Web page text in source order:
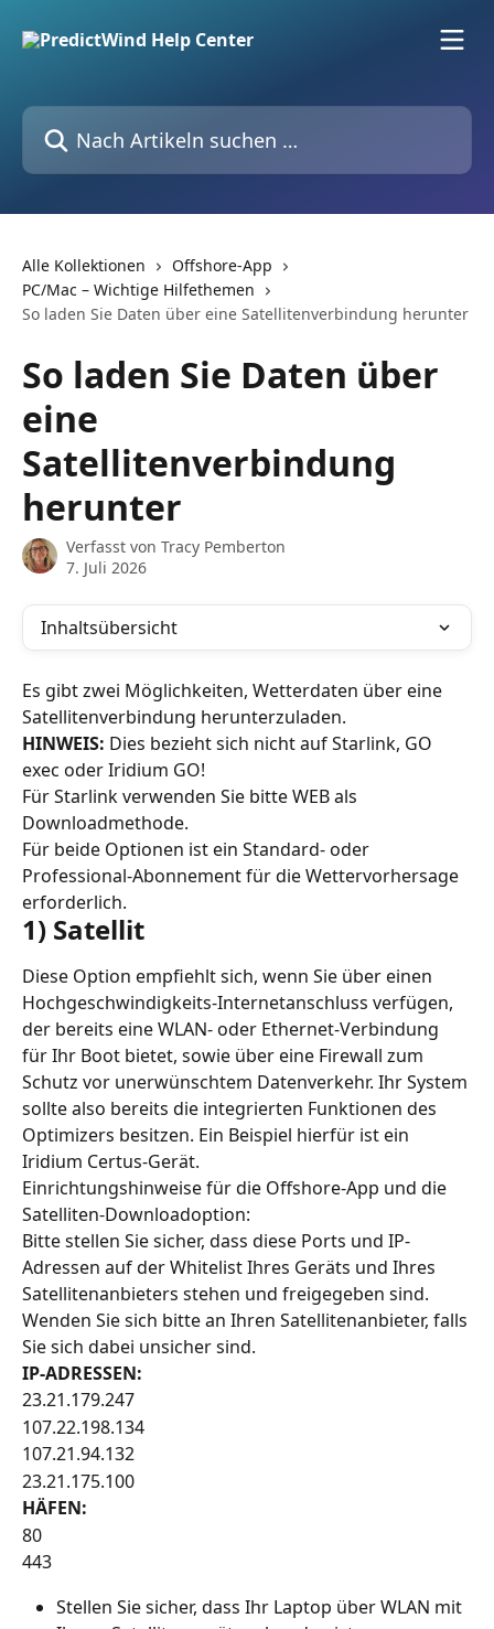
Nach Artikeln suchen …
Alle Kollektionen
Offshore-App
PC/Mac – Wichtige Hilfethemen
So laden Sie Daten über eine Satellitenverbindung herunter
So laden Sie Daten über
eine
Satellitenverbindung
herunter
Verfasst von Tracy Pemberton
7. Juli 2026
Inhaltsübersicht
Es gibt zwei Möglichkeiten, Wetterdaten über eine
Satellitenverbindung herunterzuladen.
HINWEIS: Dies bezieht sich nicht auf Starlink, GO
exec oder Iridium GO!
Für Starlink verwenden Sie bitte WEB als
Downloadmethode.
Für beide Optionen ist ein Standard- oder
Professional-Abonnement für die Wettervorhersage
erforderlich.
1) Satellit
Diese Option empfiehlt sich, wenn Sie über einen
Hochgeschwindigkeits-Internetanschluss verfügen,
der bereits eine WLAN- oder Ethernet-Verbindung
für Ihr Boot bietet, sowie über eine Firewall zum
Schutz vor unerwünschtem Datenverkehr. Ihr System
sollte also bereits die integrierten Funktionen des
Optimizers besitzen. Ein Beispiel hierfür ist ein
Iridium Certus-Gerät.
Einrichtungshinweise für die Offshore-App und die
Satelliten-Downloadoption:
Bitte stellen Sie sicher, dass diese Ports und IP-
Adressen auf der Whitelist Ihres Geräts und Ihres
Satellitenanbieters stehen und freigegeben sind.
Wenden Sie sich bitte an Ihren Satellitenanbieter, falls
Sie sich dabei unsicher sind.
IP-ADRESSEN:
23.21.179.247
107.22.198.134
107.21.94.132
23.21.175.100
HÄFEN:
80
443
Stellen Sie sicher, dass Ihr Laptop über WLAN mit